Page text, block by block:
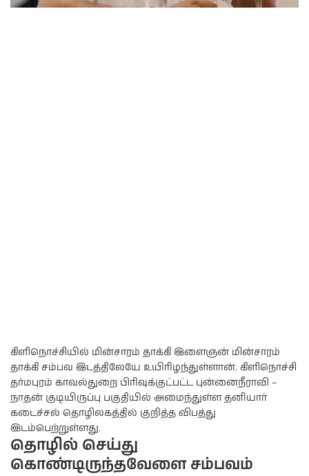
கிளிநொச்சியில் மின்சாரம் தாக்கி இளைஞன் மின்சாரம்
தாக்கி சம்பவ இடத்திலேயே உயிரிழந்துள்ளான். கிளிநொச்சி
தர்மபுரம் காவல்துறை பிரிவுக்குட்பட்ட புன்னைநீராவி –
நாதன் குடியிருப்பு பகுதியில் அமைந்துள்ள தனியார்
கடைச்சல் தொழிலகத்தில் குறித்த விபத்து
இடம்பெற்றுள்ளது.
தொழில் செய்து
கொண்டிருந்தவேளை சம்பவம்